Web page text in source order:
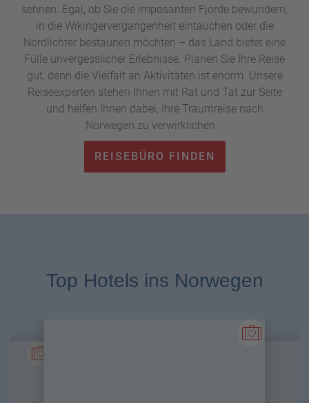
sehnen. Egal, ob Sie die imposanten Fjorde bewundern,
in die Wikingervergangenheit eintauchen oder die
Nordlichter bestaunen möchten – das Land bietet eine
Fülle unvergesslicher Erlebnisse. Planen Sie Ihre Reise
gut, denn die Vielfalt an Aktivitäten ist enorm. Unsere
Reiseexperten stehen Ihnen mit Rat und Tat zur Seite
und helfen Ihnen dabei, Ihre Traumreise nach
Norwegen zu verwirklichen.
REISEBÜRO FINDEN
Top Hotels ins Norwegen